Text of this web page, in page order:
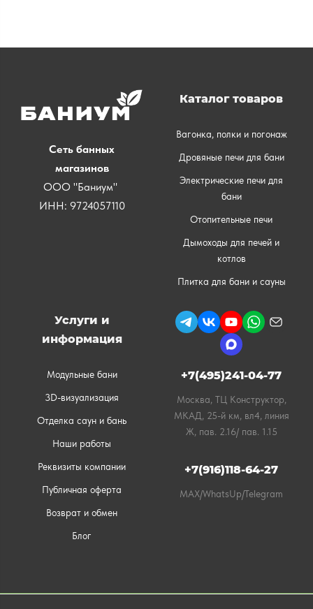
Сеть банных
магазинов
ООО "Баниум"
ИНН: 9724057110
Каталог товаров
Вагонка, полки и погонаж
Дровяные печи для бани
Электрические печи для
бани
Отопительные печи
Дымоходы для печей и
котлов
Плитка для бани и сауны
Услуги и
информация
Модульные бани
3D-визуализация
Отделка саун и бань
Наши работы
Реквизиты компании
Публичная оферта
Возврат и обмен
Блог
+7(495)241-04-77
Москва, ТЦ Конструктор,
МКАД, 25-й км, вл4, линия
Ж, пав. 2.16/ пав. 1.15
+7(916)118-64-27
MAX/WhatsUp/Telegram